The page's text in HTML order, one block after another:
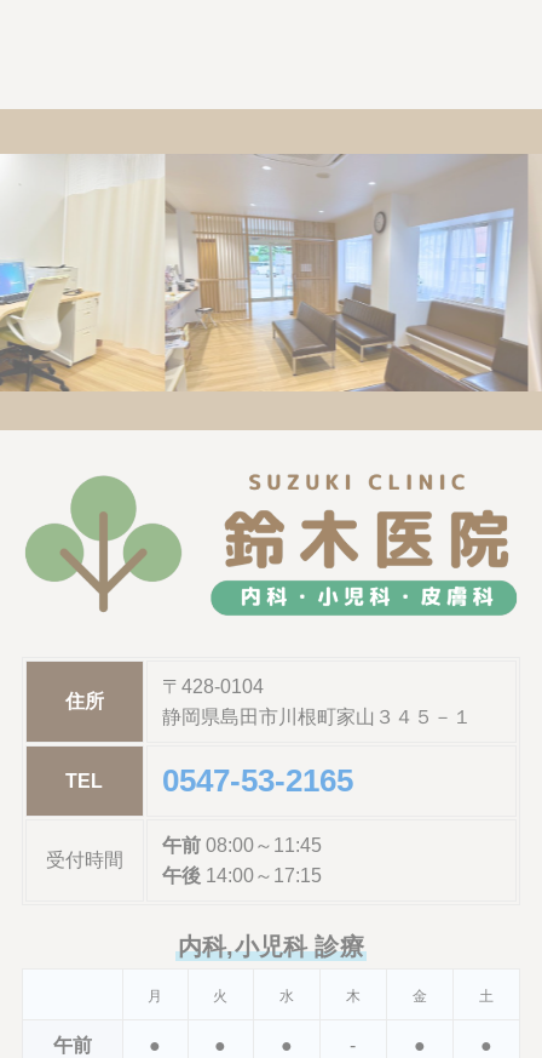
住所
〒428-0104
静岡県島田市川根町家山３４５－１
TEL 0547-53-2165
受付時間
午前 08:00～11:45
午後 14:00～17:15
内科,小児科 診療
月 火 水 木 金 土
午前 ● ● ● - ● ●